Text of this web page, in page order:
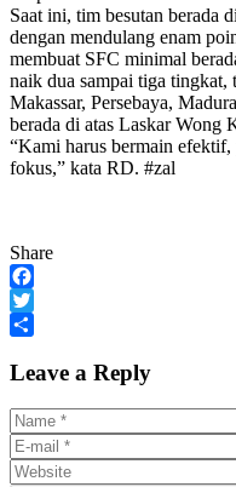
Saat ini, tim besutan berada
dengan mendulang enam
membuat SFC minimal
naik dua sampai tiga tingkat,
Makassar, Persebaya,
berada di atas Laskar Wong
“Kami harus bermain
fokus,” kata RD. #zal
Share
Facebook
Twitter
Leave a Reply